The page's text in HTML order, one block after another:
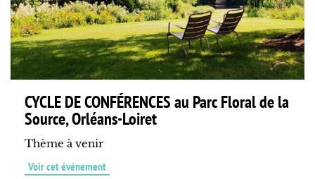
CYCLE DE CONFÉRENCES au Parc Floral de la
Source, Orléans-Loiret
Thème à venir
Voir cet événement